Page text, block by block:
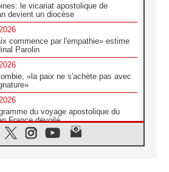
le vicariat apostolique de
devient un diocèse
commence par l'empathie» estime
Parolin
«la paix ne s'achète pas avec
du voyage apostolique du
France dévoilé
continentale sur l'éducation